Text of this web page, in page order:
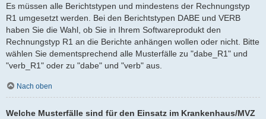
Es müssen alle Berichtstypen und mindestens der Rechnungstyp
R1 umgesetzt werden. Bei den Berichtstypen DABE und VERB
haben Sie die Wahl, ob Sie in Ihrem Softwareprodukt den
Rechnungstyp R1 an die Berichte anhängen wollen oder nicht. Bitte
wählen Sie dementsprechend alle Musterfälle zu "dabe_R1" und
"verb_R1" oder zu "dabe" und "verb" aus.
Nach oben
Welche Musterfälle sind für den Einsatz im Krankenhaus/MVZ